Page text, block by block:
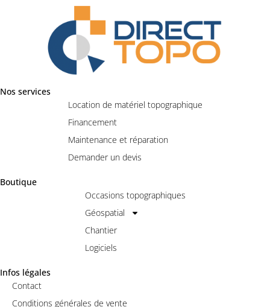
Nos services
Location de matériel topographique
Financement
Maintenance et réparation
Demander un devis
Boutique
Occasions topographiques
Géospatial
Chantier
Logiciels
Infos légales
Contact
Conditions générales de vente